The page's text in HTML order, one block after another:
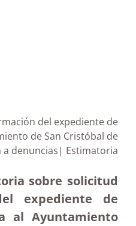
del expediente de
de San Cristóbal de
a denuncias| Estimatoria
sobre solicitud
expediente de
al Ayuntamiento